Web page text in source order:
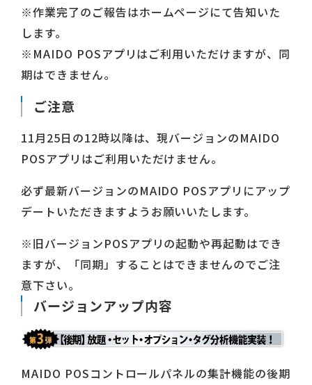
※作業完了のご報告はホームページにて告知いた
します。
※MAIDO POSアプリはご利用いただけますが、同
期はできません。
ご注意
11月25日の12時以降は、現バージョンのMAIDO
POSアプリはご利用いただけません。
必ず最新バージョンのMAIDO POSアプリにアップ
デートいただきますようお願いいたします。
※旧バージョンPOSアプリの起動や再起動はでき
ますが、「同期」することはできませんのでご注
意下さい。
バージョンアップ内容
MAIDO POSコントロールパネルの集計機能の後期